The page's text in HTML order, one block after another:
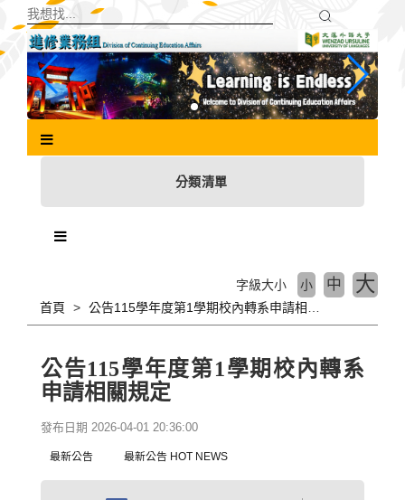
主
分類清單
首頁
字級大小 小 中 大
公告115學年度第1學期校內轉系
申請相關規定
發布日期 2026-04-01 20:36:00
最新公告 最新公告 HOT NEWS